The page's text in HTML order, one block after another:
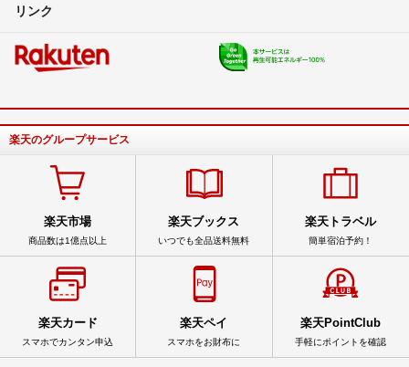
リンク
楽天のグループサービス
楽天市場
商品数は1億点以上
楽天ブックス
いつでも全品送料無料
楽天トラベル
簡単宿泊予約！
楽天カード
スマホでカンタン申込
楽天ペイ
スマホをお財布に
楽天PointClub
手軽にポイントを確認